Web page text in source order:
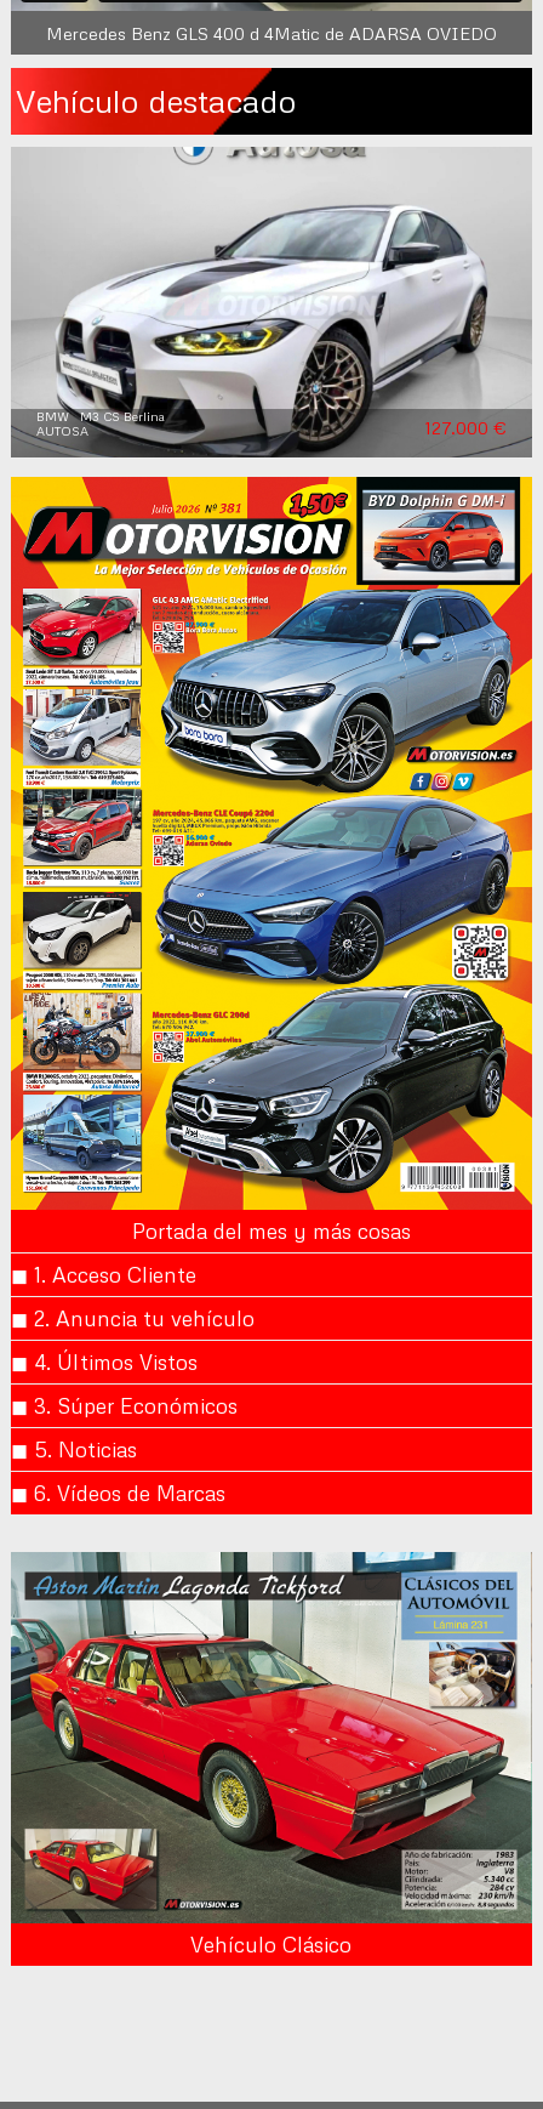
Mercedes Benz GLS 400 d 4Matic de ADARSA OVIEDO
Vehículo destacado
BMW M3 CS Berlina
AUTOSA
127.000 €
Portada del mes y más cosas
◼︎ 1. Acceso Cliente
◼︎ 2. Anuncia tu vehículo
◼︎ 4. Últimos Vistos
◼︎ 3. Súper Económicos
◼︎ 5. Noticias
◼︎ 6. Vídeos de Marcas
Vehículo Clásico